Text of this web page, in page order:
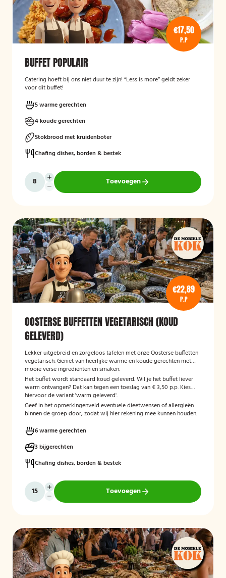
€17,50
P.P
BUFFET POPULAIR
Catering hoeft bij ons niet duur te zijn! “Less is more” geldt zeker
voor dit buffet!
5 warme gerechten
4 koude gerechten
Stokbrood met kruidenboter
Chafing dishes, borden & bestek
Toevoegen
€22,89
P.P
OOSTERSE BUFFETTEN VEGETARISCH (KOUD
GELEVERD)
Lekker uitgebreid en zorgeloos tafelen met onze Oosterse buffetten
vegetarisch. Geniet van heerlijke warme en koude gerechten met
mooie verse ingrediënten en smaken.
Het buffet wordt standaard koud geleverd. Wil je het buffet liever
warm ontvangen? Dat kan tegen een toeslag van € 3,50 p.p. Kies
hiervoor de variant 'warm geleverd'.
Geef in het opmerkingenveld eventuele dieetwensen of allergieën
binnen de groep door, zodat wij hier rekening mee kunnen houden.
6 warme gerechten
3 bijgerechten
Chafing dishes, borden & bestek
Toevoegen